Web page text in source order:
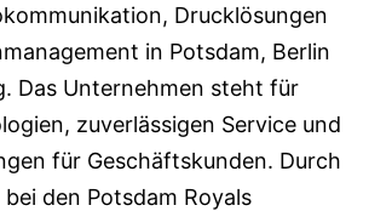
Drucklösungen
in Potsdam, Berlin
Das Unternehmen steht für
zuverlässigen Service und
für Geschäftskunden. Durch
den Potsdam Royals